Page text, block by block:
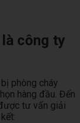
công ty
phòng cháy
hàng đầu. Đến
tư vấn giải